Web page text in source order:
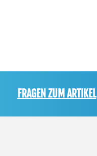
FRAGEN ZUM ARTIKEL